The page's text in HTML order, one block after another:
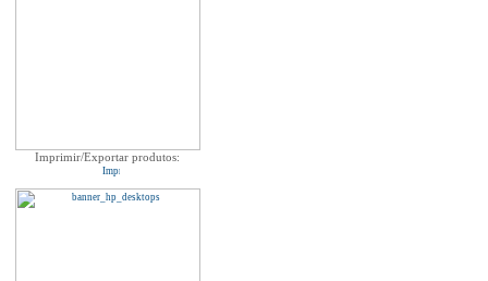
Imprimir/Exportar produtos: